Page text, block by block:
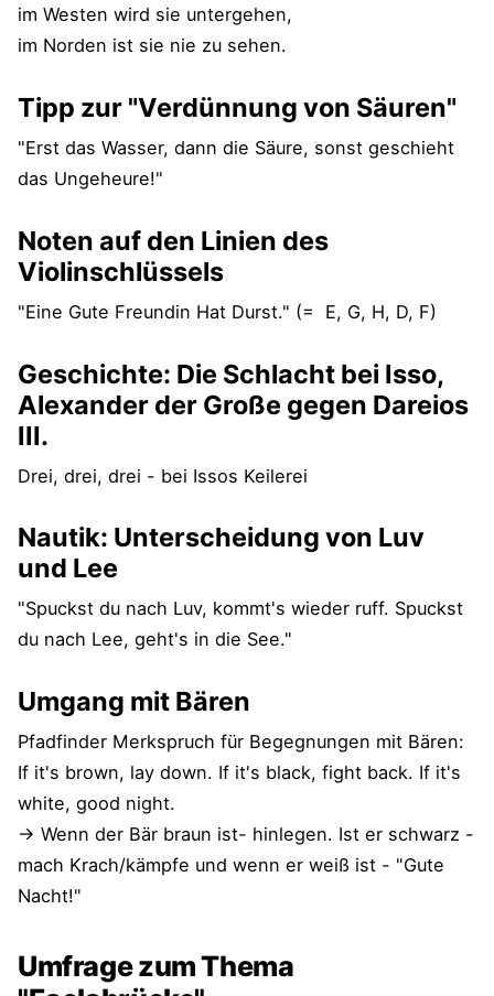
im Westen wird sie untergehen,
im Norden ist sie nie zu sehen.
Tipp zur "Verdünnung von Säuren"
"Erst das Wasser, dann die Säure, sonst geschieht
das Ungeheure!"
Noten auf den Linien des
Violinschlüssels
"Eine Gute Freundin Hat Durst." (= E, G, H, D, F)
Geschichte: Die Schlacht bei Isso,
Alexander der Große gegen Dareios
III.
Drei, drei, drei - bei Issos Keilerei
Nautik: Unterscheidung von Luv
und Lee
"Spuckst du nach Luv, kommt's wieder ruff. Spuckst
du nach Lee, geht's in die See."
Umgang mit Bären
Pfadfinder Merkspruch für Begegnungen mit Bären:
If it's brown, lay down. If it's black, fight back. If it's
white, good night.
-> Wenn der Bär braun ist- hinlegen. Ist er schwarz -
mach Krach/kämpfe und wenn er weiß ist - "Gute
Nacht!"
Umfrage zum Thema